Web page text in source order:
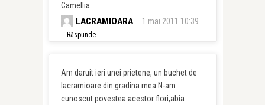
Camellia.
LACRAMIOARA 1 mai 2011 10:39
Răspunde
Am daruit ieri unei prietene, un buchet de
lacramioare din gradina mea.N-am
cunoscut povestea acestor flori,abia